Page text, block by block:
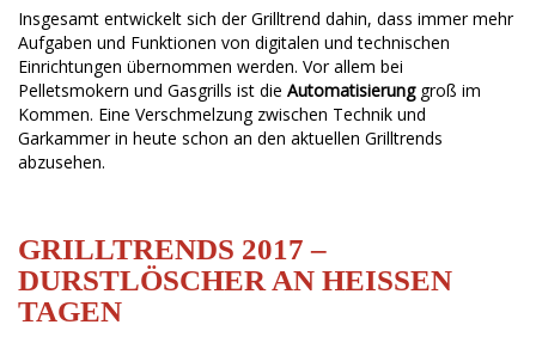
Insgesamt entwickelt sich der Grilltrend dahin, dass immer mehr
Aufgaben und Funktionen von digitalen und technischen
Einrichtungen übernommen werden. Vor allem bei
Pelletsmokern und Gasgrills ist die Automatisierunggroß im
Kommen. Eine Verschmelzung zwischen Technik und
Garkammer in heute schon an den aktuellen Grilltrends
abzusehen.
GRILLTRENDS 2017 –
DURSTLÖSCHER AN HEISSEN T
AGEN